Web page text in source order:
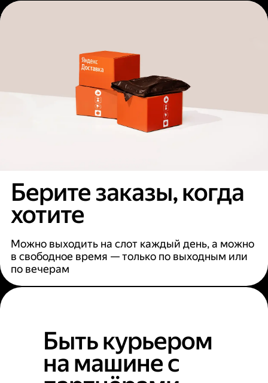
Берите заказы, когда
хотите
Можно выходить на слот каждый день, а можно
в свободное время — только по выходным или
по вечерам
Быть курьером
на машине с